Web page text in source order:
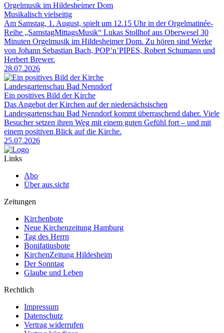
Orgelmusik im Hildesheimer Dom
Musikalisch vielseitig
Am Samstag, 1. August, spielt um 12.15 Uhr in der Orgelmatinée-
Reihe „SamstagMittagsMusik“ Lukas Stollhof aus Oberwesel 30
Minuten Orgelmusik im Hildesheimer Dom. Zu hören sind Werke
von Johann Sebastian Bach, POP’n’PIPES, Robert Schumann und
Herbert Brewer.
28.07.2026
Landesgartenschau Bad Nenndorf
Ein positives Bild der Kirche
Das Angebot der Kirchen auf der niedersächsischen
Landesgartenschau Bad Nenndorf kommt überraschend daher. Viele
Besucher setzen ihren Weg mit einem guten Gefühl fort – und mit
einem positiven Blick auf die Kirche.
25.07.2026
Links
Abo
Über aus.sicht
Zeitungen
Kirchenbote
Neue Kirchenzeitung Hamburg
Tag des Herrn
Bonifatiusbote
KirchenZeitung Hildesheim
Der Sonntag
Glaube und Leben
Rechtlich
Impressum
Datenschutz
Vertrag widerrufen